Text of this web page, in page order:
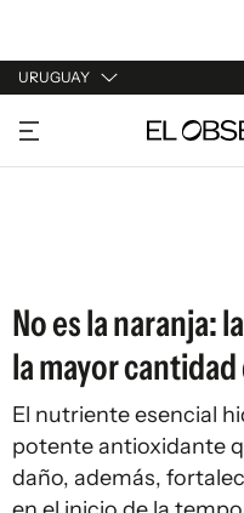
URUGUAY
URUGUAY
ARGENTINA
No es la naranja:
la mayor
El nutriente esencial
potente antioxidante
daño, además,